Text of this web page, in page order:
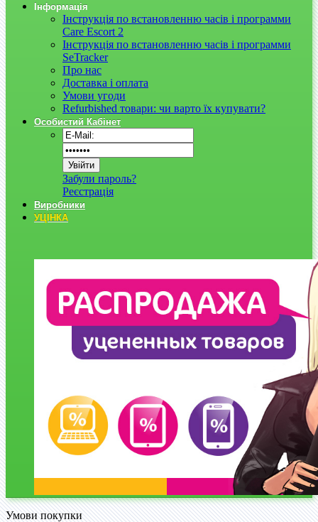
Інформація
Інструкція по встановленню часів і программи
Care Escort 2
Інструкція по встановленню часів і программи
SeTracker
Про нас
Доставка і оплата
Умови угоди
Refurbished товари: чи варто їх купувати?
Особистий Кабінет
Забули пароль?
Реєстрація
Виробники
УЦІНКА
Умови покупки